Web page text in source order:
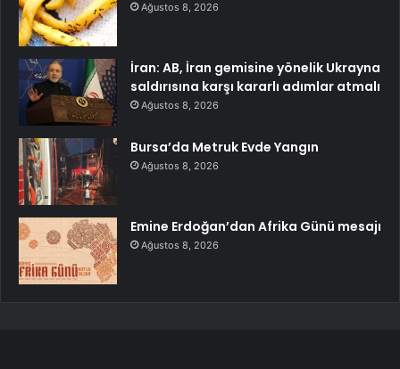
Ağustos 8, 2026
İran: AB, İran gemisine yönelik Ukrayna
saldırısına karşı kararlı adımlar atmalı
Ağustos 8, 2026
Bursa’da Metruk Evde Yangın
Ağustos 8, 2026
Emine Erdoğan’dan Afrika Günü mesajı
Ağustos 8, 2026